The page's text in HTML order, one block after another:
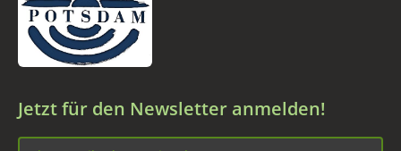
Jetzt für den Newsletter anmelden!